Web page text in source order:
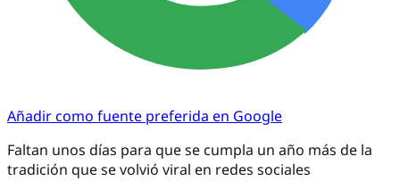
Añadir como fuente preferida en Google
Faltan unos días para que se cumpla un año más de la
tradición que se volvió viral en redes sociales